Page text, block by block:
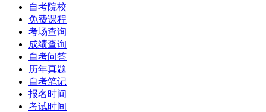
自考院校
免费课程
考场查询
成绩查询
自考问答
历年真题
自考笔记
报名时间
考试时间